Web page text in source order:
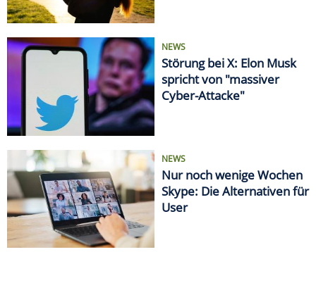
NEWS
Störung bei X: Elon Musk
spricht von "massiver
Cyber-Attacke"
NEWS
Nur noch wenige Wochen
Skype: Die Alternativen für
User